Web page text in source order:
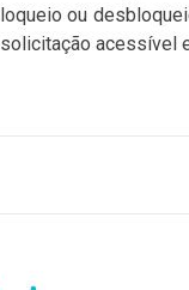
ou
acessível